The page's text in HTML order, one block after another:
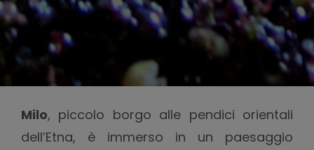
Milo, piccolo borgo alle pendici orientali
dell’Etna, è immerso in un paesaggio